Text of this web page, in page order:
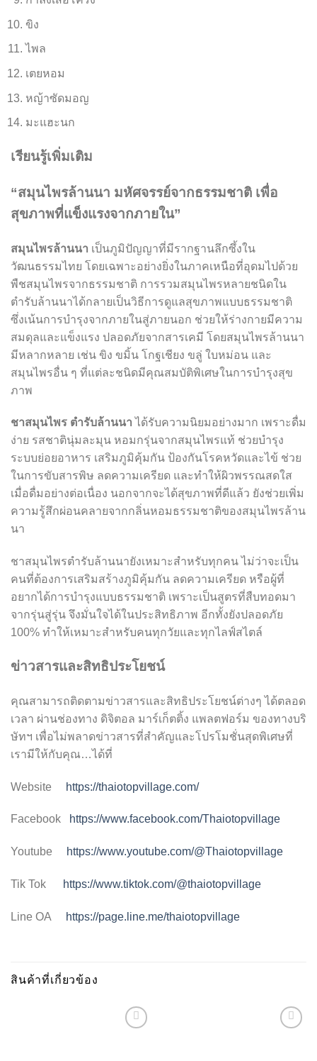
ขิง
ไพล
เตยหอม
หญ้าซัดมอญ
มะแฮะนก
เรียนรู้เพิ่มเติม
“สมุนไพรล้านนา มหัศจรรย์จากธรรมชาติ เพื่อ
สุขภาพที่แข็งแรงจากภายใน”
สมุนไพรล้านนา เป็นภูมิปัญญาที่มีรากฐานลึกซึ้งใน
วัฒนธรรมไทย โดยเฉพาะอย่างยิ่งในภาคเหนือที่อุดมไปด้วย
พืชสมุนไพรจากธรรมชาติ การรวมสมุนไพรหลายชนิดใน
ตำรับล้านนาได้กลายเป็นวิธีการดูแลสุขภาพแบบธรรมชาติ
ซึ่งเน้นการบำรุงจากภายในสู่ภายนอก ช่วยให้ร่างกายมีความ
สมดุลและแข็งแรง ปลอดภัยจากสารเคมี โดยสมุนไพรล้านนา
มีหลากหลาย เช่น ขิง ขมิ้น โกฐเชียง ขลู่ ใบหม่อน และ
สมุนไพรอื่น ๆ ที่แต่ละชนิดมีคุณสมบัติพิเศษในการบำรุงสุข
ภาพ
ชาสมุนไพร ตำรับล้านนา ได้รับความนิยมอย่างมาก เพราะดื่ม
ง่าย รสชาตินุ่มละมุน หอมกรุ่นจากสมุนไพรแท้ ช่วยบำรุง
ระบบย่อยอาหาร เสริมภูมิคุ้มกัน ป้องกันโรคหวัดและไข้ ช่วย
ในการขับสารพิษ ลดความเครียด และทำให้ผิวพรรณสดใส
เมื่อดื่มอย่างต่อเนื่อง นอกจากจะได้สุขภาพที่ดีแล้ว ยังช่วยเพิ่ม
ความรู้สึกผ่อนคลายจากกลิ่นหอมธรรมชาติของสมุนไพรล้าน
นา
ชาสมุนไพรตำรับล้านนายังเหมาะสำหรับทุกคน ไม่ว่าจะเป็น
คนที่ต้องการเสริมสร้างภูมิคุ้มกัน ลดความเครียด หรือผู้ที่
อยากได้การบำรุงแบบธรรมชาติ เพราะเป็นสูตรที่สืบทอดมา
จากรุ่นสู่รุ่น จึงมั่นใจได้ในประสิทธิภาพ อีกทั้งยังปลอดภัย
100% ทำให้เหมาะสำหรับคนทุกวัยและทุกไลฟ์สไตล์
ข่าวสารและสิทธิประโยชน์
คุณสามารถติดตามข่าวสารและสิทธิประโยชน์ต่างๆ ได้ตลอด
เวลา ผ่านช่องทาง ดิจิตอล มาร์เก็ตติ้ง แพลตฟอร์ม ของทางบริ
ษัทฯ เพื่อไม่พลาดข่าวสารที่สำคัญและโปรโมชั่นสุดพิเศษที่
เรามีให้กับคุณ…ได้ที่
Website https://thaiotopvillage.com/
Facebook https://www.facebook.com/Thaiotopvillage
Youtube https://www.youtube.com/@Thaiotopvillage
Tik Tok https://www.tiktok.com/@thaiotopvillage
Line OA https://page.line.me/thaiotopvillage
สินค้าที่เกี่ยวข้อง